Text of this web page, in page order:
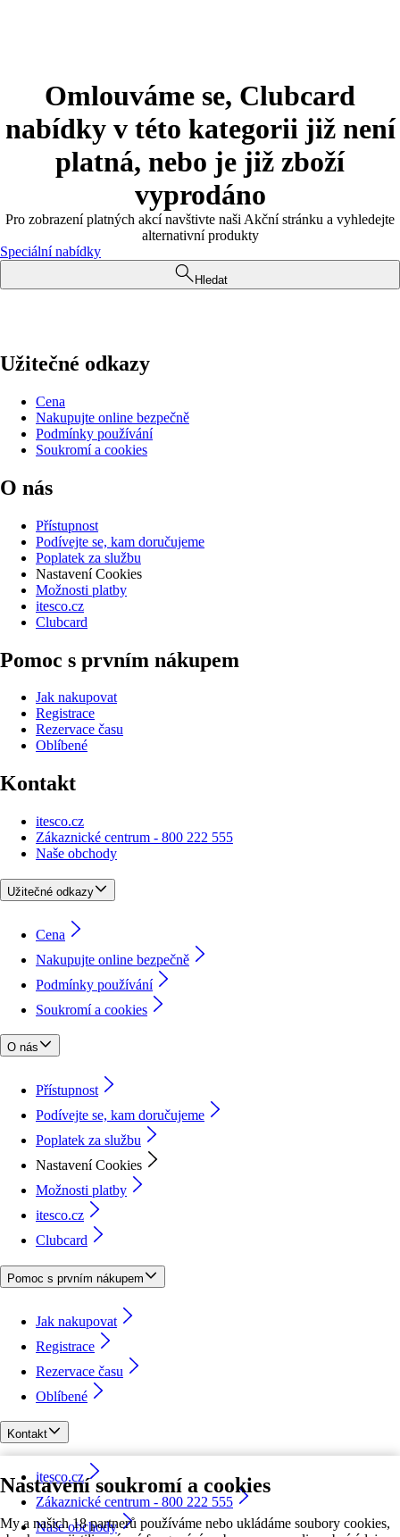
Nastavení soukromí a cookies
My a našich 18 partnerů používáme nebo ukládáme soubory cookies,
Omlouváme se, Clubcard
nabídky v této kategorii již není
platná, nebo je již zboží
vyprodáno
Pro zobrazení platných akcí navštivte naši Akční stránku a vyhledejte
alternativní produkty
Speciální nabídky
Hledat
Užitečné odkazy
Cena
Nakupujte online bezpečně
Podmínky používání
Soukromí a cookies
O nás
Přístupnost
Podívejte se, kam doručujeme
Poplatek za službu
Nastavení Cookies
Možnosti platby
itesco.cz
Clubcard
Pomoc s prvním nákupem
Jak nakupovat
Registrace
Rezervace času
Oblíbené
Kontakt
itesco.cz
Zákaznické centrum - 800 222 555
Naše obchody
Užitečné odkazy
Cena
Nakupujte online bezpečně
Podmínky používání
Soukromí a cookies
O nás
Přístupnost
Podívejte se, kam doručujeme
Poplatek za službu
Nastavení Cookies
Možnosti platby
itesco.cz
Clubcard
Pomoc s prvním nákupem
Jak nakupovat
Registrace
Rezervace času
Oblíbené
Kontakt
itesco.cz
Zákaznické centrum - 800 222 555
Naše obchody